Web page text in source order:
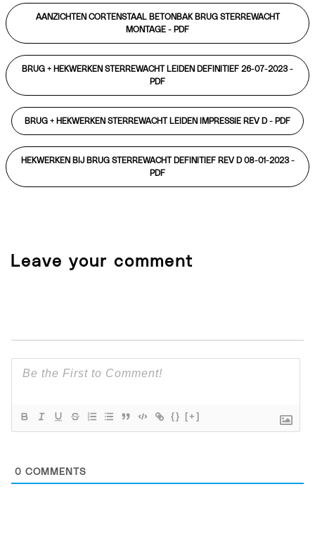
AANZICHTEN CORTENSTAAL BETONBAK BRUG STERREWACHT
MONTAGE - PDF
BRUG + HEKWERKEN STERREWACHT LEIDEN DEFINITIEF 26-07-2023 -
PDF
BRUG + HEKWERKEN STERREWACHT LEIDEN IMPRESSIE REV D - PDF
HEKWERKEN BIJ BRUG STERREWACHT DEFINITIEF REV D 08-01-2023 -
PDF
Leave your comment
{} [+]
0 COMMENTS